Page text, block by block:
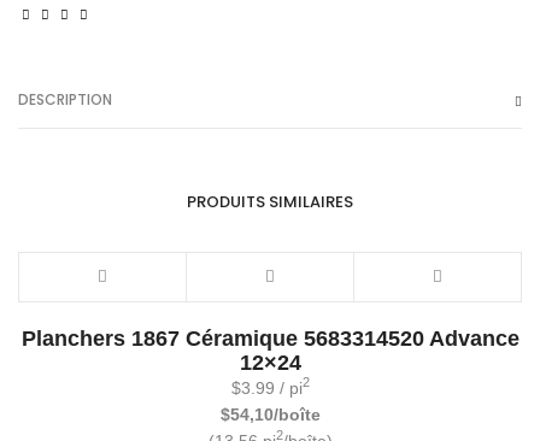
DESCRIPTION
PRODUITS SIMILAIRES
Planchers 1867 Céramique 5683314520 Advance
12×24
$3.99 / pi2
$54,10/boîte
2